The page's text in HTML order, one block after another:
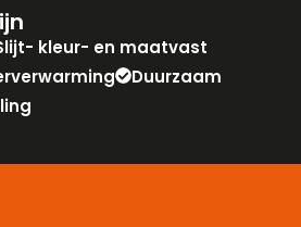
kleur- en maatvast
Duurzaam